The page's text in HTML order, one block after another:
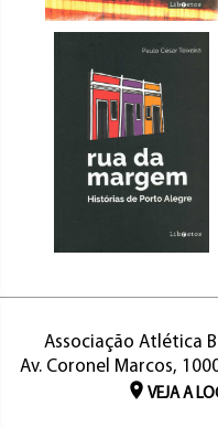
Associação Atlética
Av. Coronel Marcos,
VEJA A